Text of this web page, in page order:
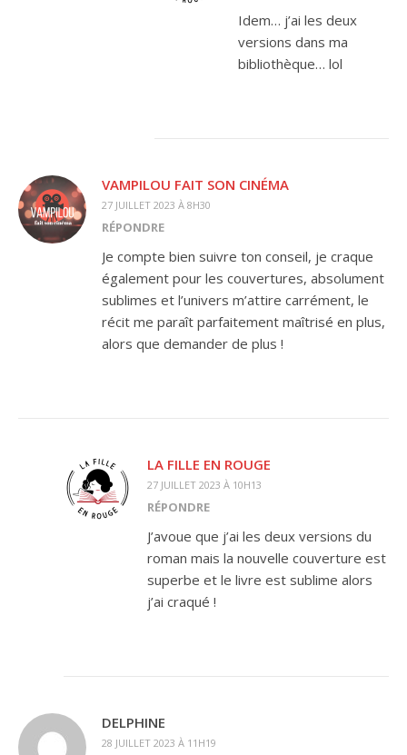
Idem… j’ai les deux
versions dans ma
bibliothèque… lol
VAMPILOU FAIT SON CINÉMA
27 JUILLET 2023 À 8H30
RÉPONDRE
Je compte bien suivre ton conseil, je craque
également pour les couvertures, absolument
sublimes et l’univers m’attire carrément, le
récit me paraît parfaitement maîtrisé en plus,
alors que demander de plus !
LA FILLE EN ROUGE
27 JUILLET 2023 À 10H13
RÉPONDRE
J’avoue que j’ai les deux versions du
roman mais la nouvelle couverture est
superbe et le livre est sublime alors
j’ai craqué !
DELPHINE
28 JUILLET 2023 À 11H19